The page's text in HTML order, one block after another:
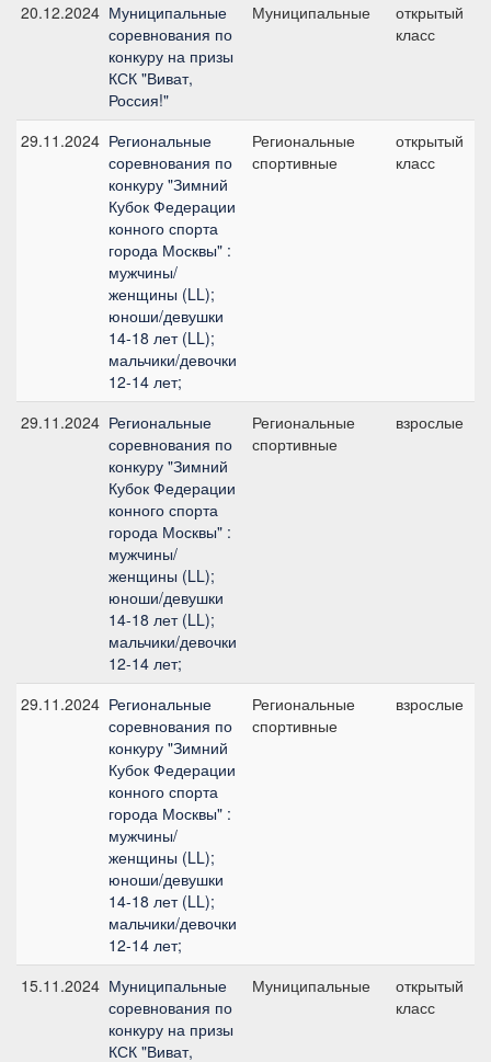
20.12.2024 Муниципальные
соревнования по
конкуру на призы
КСК "Виват,
Россия!"
Муниципальные
открытый
класс
29.11.2024 Региональные
соревнования по
конкуру "Зимний
Кубок Федерации
конного спорта
города Москвы" :
мужчины/
женщины (LL);
юноши/девушки
14-18 лет (LL);
мальчики/девочки
12-14 лет;
Региональные
спортивные
открытый
класс
29.11.2024 Региональные
соревнования по
конкуру "Зимний
Кубок Федерации
конного спорта
города Москвы" :
мужчины/
женщины (LL);
юноши/девушки
14-18 лет (LL);
мальчики/девочки
12-14 лет;
Региональные
спортивные
взрослые
29.11.2024 Региональные
соревнования по
конкуру "Зимний
Кубок Федерации
конного спорта
города Москвы" :
мужчины/
женщины (LL);
юноши/девушки
14-18 лет (LL);
мальчики/девочки
12-14 лет;
Региональные
спортивные
взрослые
15.11.2024 Муниципальные
соревнования по
конкуру на призы
КСК "Виват,
Муниципальные
открытый
класс